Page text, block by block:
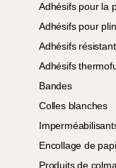
Adhésifs pour la
Adhésifs pour
Adhésifs
Adhésifs
Bandes
Colles blanches
Encollage de
Produits de